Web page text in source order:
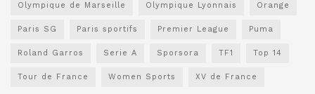
Olympique de Marseille Olympique Lyonnais Orange
Paris SG Paris sportifs Premier League Puma
Roland Garros Serie A Sporsora TF1 Top 14
Tour de France Women Sports XV de France